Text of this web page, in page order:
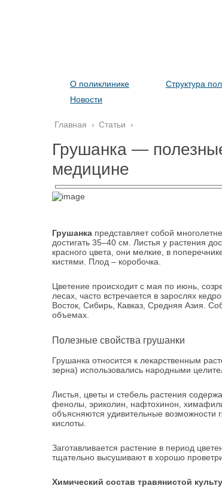
О поликлинике Структура
Новости
Главная › Статьи ›
Грушанка —
медицине
Грушанка представляет собой
достигать 35–40 см. Листья у растения
красного цвета, они мелкие, в
кистями. Плод – коробочка.
Цветение происходит с мая по июнь,
лесах, часто встречается в зарослях
Восток, Сибирь, Кавказ, Средняя Азия.
объемах.
Полезные свойства грушанки
Грушанка относится к лекарственным
зерна) использовались народными
Листья, цветы и стебель растения
фенолы, эриколин, нафтохинон,
объясняются удивительные возможности
кислоты.
Заготавливается растение в период
тщательно высушивают в хорошо
Химический состав травянистой